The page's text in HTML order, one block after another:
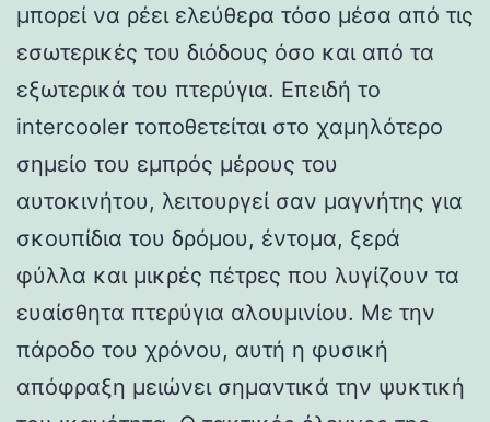
μπορεί να ρέει ελεύθερα τόσο μέσα από τις
εσωτερικές του διόδους όσο και από τα
εξωτερικά του πτερύγια. Επειδή το
intercooler τοποθετείται στο χαμηλότερο
σημείο του εμπρός μέρους του
αυτοκινήτου, λειτουργεί σαν μαγνήτης για
σκουπίδια του δρόμου, έντομα, ξερά
φύλλα και μικρές πέτρες που λυγίζουν τα
ευαίσθητα πτερύγια αλουμινίου. Με την
πάροδο του χρόνου, αυτή η φυσική
απόφραξη μειώνει σημαντικά την ψυκτική